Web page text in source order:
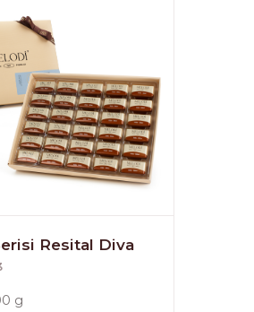
Resital Diva
g